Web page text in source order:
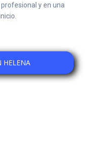
y en una
HELENA